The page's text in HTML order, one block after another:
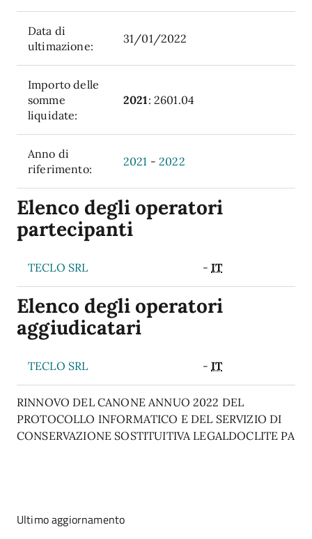
Data di
ultimazione:
31/01/2022
Importo delle
somme
liquidate:
2021: 2601.04
Anno di
riferimento:
2021 -2022
Elenco degli operatori
partecipanti
TECLO SRL -IT
Elenco degli operatori
aggiudicatari
TECLO SRL -IT
RINNOVO DEL CANONE ANNUO 2022 DEL
PROTOCOLLO INFORMATICO E DEL SERVIZIO DI
CONSERVAZIONE SOSTITUITIVA LEGALDOCLITE PA
Ultimo aggiornamento